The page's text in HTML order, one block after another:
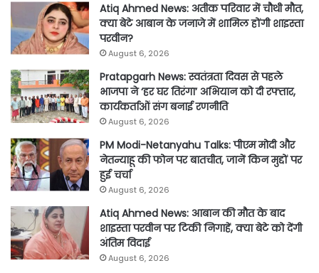
Atiq Ahmed News: अतीक परिवार में चौथी मौत,
क्या बेटे आबान के जनाजे में शामिल होंगी शाइस्ता
परवीन?
August 6, 2026
Pratapgarh News: स्वतंत्रता दिवस से पहले
भाजपा ने ‘हर घर तिरंगा’ अभियान को दी रफ्तार,
कार्यकर्ताओं संग बनाई रणनीति
August 6, 2026
PM Modi-Netanyahu Talks: पीएम मोदी और
नेतन्याहू की फोन पर बातचीत, जानें किन मुद्दों पर
हुई चर्चा
August 6, 2026
Atiq Ahmed News: आबान की मौत के बाद
शाइस्ता परवीन पर टिकी निगाहें, क्या बेटे को देंगी
अंतिम विदाई
August 6, 2026